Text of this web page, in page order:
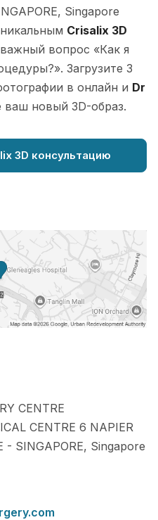
Singapore
Crisalix 3D
вопрос «Как я
Загрузите 3
в онлайн и Dr
ваш новый 3D-образ.
3D консультацию
CENTRE
CENTRE 6 NAPIER
- SINGAPORE, Singapore